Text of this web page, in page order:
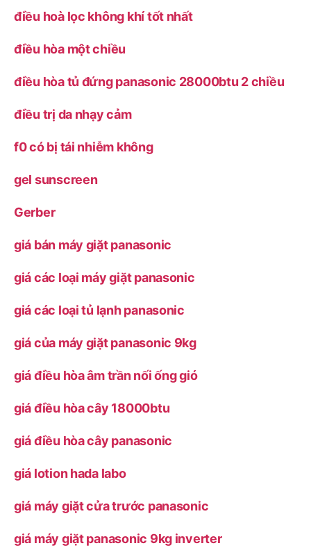
điều hoà lọc không khí tốt nhất
điều hòa một chiều
điều hòa tủ đứng panasonic 28000btu 2 chiều
điều trị da nhạy cảm
f0 có bị tái nhiễm không
gel sunscreen
Gerber
giá bán máy giặt panasonic
giá các loại máy giặt panasonic
giá các loại tủ lạnh panasonic
giá của máy giặt panasonic 9kg
giá điều hòa âm trần nối ống gió
giá điều hòa cây 18000btu
giá điều hòa cây panasonic
giá lotion hada labo
giá máy giặt cửa trước panasonic
giá máy giặt panasonic 9kg inverter